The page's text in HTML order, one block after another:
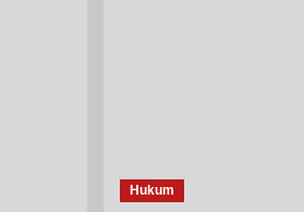
Hukum